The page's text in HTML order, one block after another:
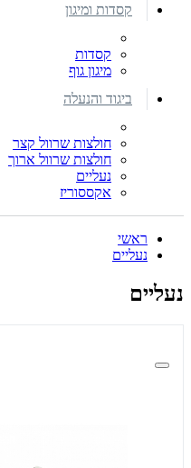
קסדות ומיגון
קסדות
מיגון גוף
ביגוד והנעלה
חולצות שרוול קצר
חולצות שרוול ארוך
נעליים
אקססוריז
ראשי
נעליים
נעליים